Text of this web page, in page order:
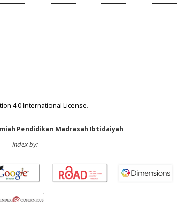
4.0 International License.
Pendidikan Madrasah Ibtidaiyah
index by: